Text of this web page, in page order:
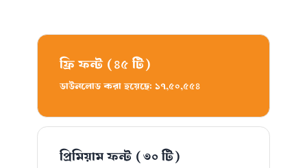
ফ্রি ফন্ট (৪৫ টি)
ডাউনলোড করা হয়েছে: ১৭,৫০,৫৫৪
প্রিমিয়াম ফন্ট (৩০ টি)